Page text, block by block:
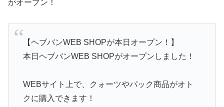
がオープン！
【ヘブバンWEB SHOPが本日オープン！】
本日ヘブバンWEB SHOPがオープンしました！
WEBサイト上で、クォーツやパック商品がオト
クに購入できます！